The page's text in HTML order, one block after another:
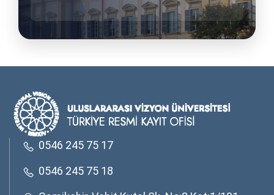
0546 245 75 17
0546 245 75 18